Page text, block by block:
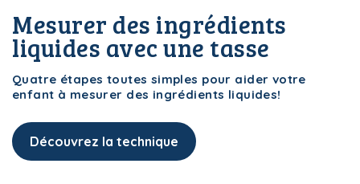
Le
Mesurer des ingrédients
liquides avec une tasse
Quatre étapes toutes simples pour aider votre
enfant à mesurer des ingrédients liquides!
Découvrez la technique